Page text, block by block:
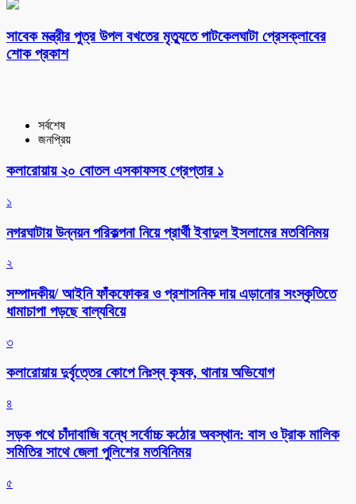
সাবেক মন্ত্রীর পুত্র উপল বখতের মৃত্যুতে পাটকেলঘাটা প্রেসক্লাবের
শোক প্রকাশ
সর্বশেষ
জনপ্রিয়
কলারোয়ায় ২০ বোতল এসকাফসহ গ্রেপ্তার ১
১
নগরঘাটায় উন্নয়ন পরিকল্পনা নিয়ে প্রার্থী ইবাদুল ইসলামের মতবিনিময়
২
সম্পাদকীয়/ আইনি ফাঁকফোকর ও প্রশাসনিক দায় এড়ানোর সংস্কৃতিতে
ধামাচাপা পড়ছে বাল্যবিয়ে
৩
কলারোয়ায় দুর্বৃত্তের কোপে নিঃস্ব কৃষক, থানায় অভিযোগ
৪
সড়ক পথে চাঁদাবাজি বন্ধে সর্বোচ্চ কঠোর অবস্থান: বাস ও ট্রাক মালিক
সমিতির সাথে জেলা পুলিশের মতবিনিময়
৫